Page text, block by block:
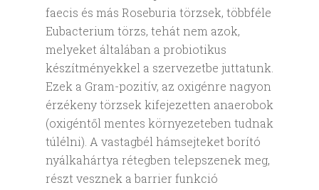
faecis és más Roseburia törzsek, többféle
Eubacterium törzs, tehát nem azok,
melyeket általában a probiotikus
készítményekkel a szervezetbe juttatunk.
Ezek a Gram-pozitív, az oxigénre nagyon
érzékeny törzsek kifejezetten anaerobok
(oxigéntől mentes környezeteben tudnak
túlélni). A vastagbél hámsejteket borító
nyálkahártya rétegben telepszenek meg,
részt vesznek a barrier funkció